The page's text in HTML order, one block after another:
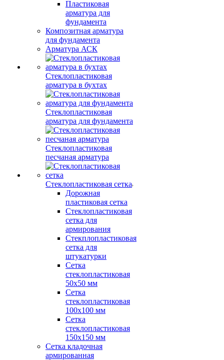
Пластиковая
арматура для
фундамента
Композитная арматура
для фундамента
Арматура АСК
Стеклопластиковая
арматура в бухтах
Стеклопластиковая
арматура для фундамента
Стеклопластиковая
песчаная арматура
Стеклопластиковая сетка
Дорожная
пластиковая сетка
Стеклопластиковая
сетка для
армирования
Стекплопластиковая
сетка для
штукатурки
Сетка
стеклопластиковая
50x50 мм
Сетка
стеклопластиковая
100x100 мм
Сетка
стеклопластиковая
150x150 мм
Сетка кладочная
армированная